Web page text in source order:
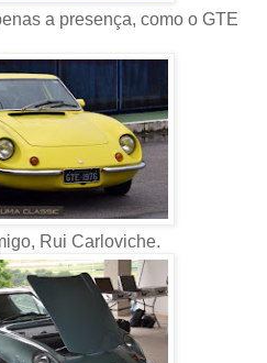
a presença, como o GTE
Rui Carloviche.